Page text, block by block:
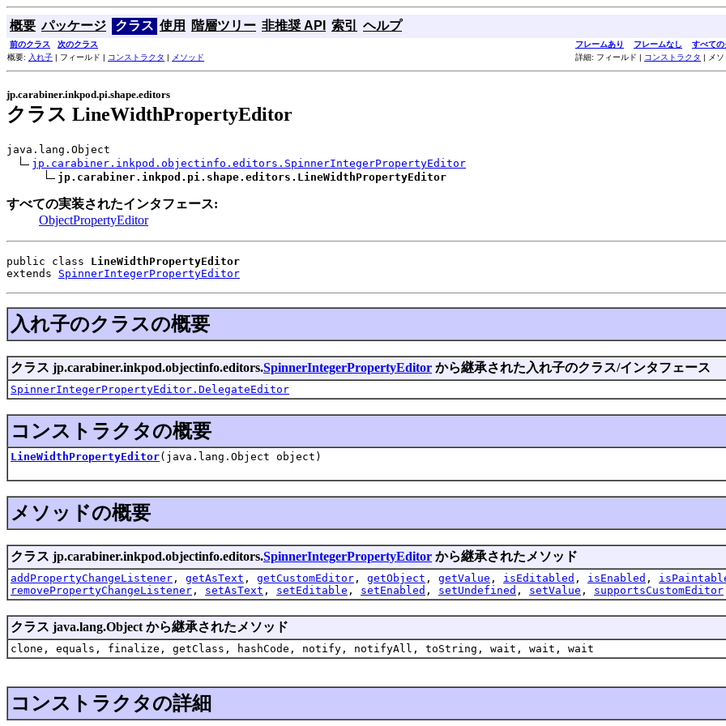
概要 パッケージ クラス 使用 階層ツリー 非推奨 API 索引 ヘルプ
前のクラス 次のクラス フレームあり フレームなし
すべての
概要: 入れ子 | フィールド | コンストラクタ | メソッド 詳細: フィールド | コンストラクタ | メソ
jp.carabiner.inkpod.pi.shape.editors
クラス LineWidthPropertyEditor
java.lang.Object
jp.carabiner.inkpod.objectinfo.editors.SpinnerIntegerPropertyEditor
jp.carabiner.inkpod.pi.shape.editors.LineWidthPropertyEditor
すべての実装されたインタフェース:
ObjectPropertyEditor
public class LineWidthPropertyEditor
extends SpinnerIntegerPropertyEditor
入れ子のクラスの概要
クラス jp.carabiner.inkpod.objectinfo.editors.SpinnerIntegerPropertyEditor から継承された入れ子のクラス/インタフェース
SpinnerIntegerPropertyEditor.DelegateEditor
コンストラクタの概要
LineWidthPropertyEditor(java.lang.Object object)
メソッドの概要
クラス jp.carabiner.inkpod.objectinfo.editors.SpinnerIntegerPropertyEditor から継承されたメソッド
addPropertyChangeListener , getAsText , getCustomEditor , getObject , getValue , isEditabled , isEnabled ,
removePropertyChangeListener , setAsText , setEditable , setEnabled , setUndefined , setValue , supportsCustomEditor
クラス java.lang.Object から継承されたメソッド
clone, equals, finalize, getClass, hashCode, notify, notifyAll, toString, wait, wait, wait
コンストラクタの詳細